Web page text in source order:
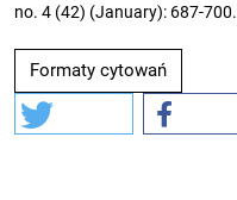
no. 4 (42) (January): 687-700.
Formaty cytowań